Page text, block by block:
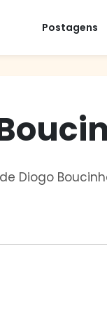
Postagens
Diogo